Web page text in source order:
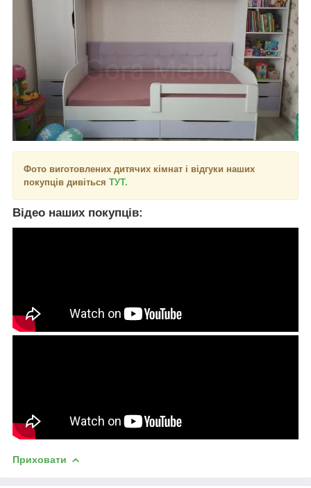
Фото виготовлених дитячих кімнат і відгуки наших
покупців дивіться ТУТ.
Відео наших покупців:
Приховати